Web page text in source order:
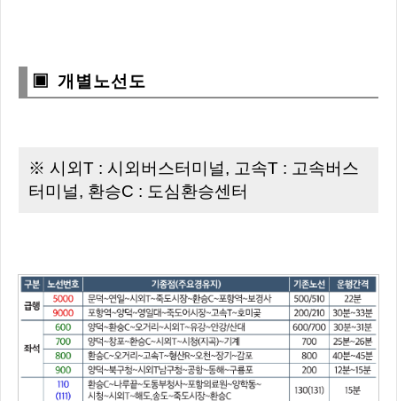
▣ 개별노선도
※ 시외T : 시외버스터미널, 고속T : 고속버스
터미널, 환승C : 도심환승센터